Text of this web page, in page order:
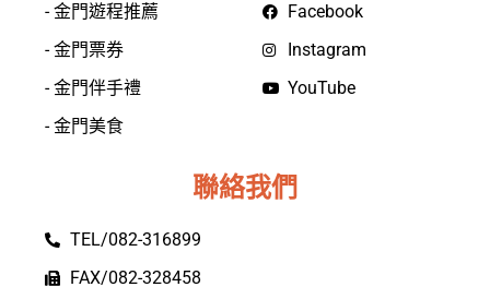
- 金門遊程推薦
- 金門票券
- 金門伴手禮
- 金門美食
Facebook
Instagram
YouTube
聯絡我們
TEL/082-316899
FAX/082-328458